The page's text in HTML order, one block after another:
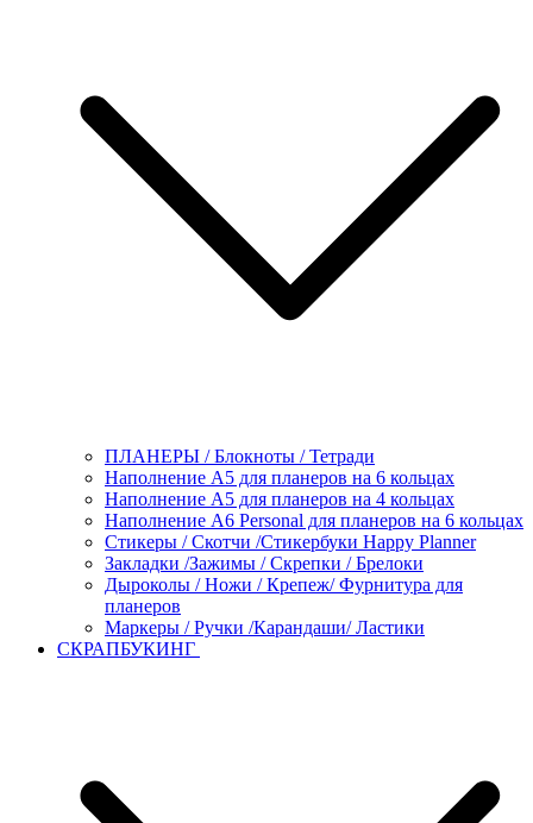
ПЛАНЕРЫ / Блокноты / Тетради
Наполнение А5 для планеров на 6 кольцах
Наполнение А5 для планеров на 4 кольцах
Наполнение А6 Personal для планеров на 6 кольцах
Стикеры / Скотчи /Стикербуки Happy Planner
Закладки /Зажимы / Скрепки / Брелоки
Дыроколы / Ножи / Крепеж/ Фурнитура для
планеров
Маркеры / Ручки /Карандаши/ Ластики
СКРАПБУКИНГ